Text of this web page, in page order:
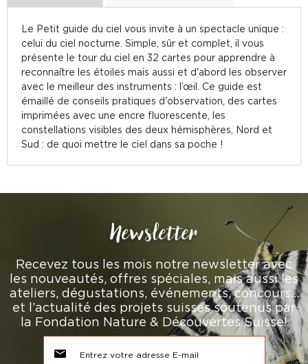
Le Petit guide du ciel vous invite à un spectacle unique :
celui du ciel nocturne. Simple, sûr et complet, il vous
présente le tour du ciel en 32 cartes pour apprendre à
reconnaître les étoiles mais aussi et d'abord les observer
avec le meilleur des instruments : l’œil. Ce guide est
émaillé de conseils pratiques d'observation, des cartes
imprimées avec une encre fluorescente, les
constellations visibles des deux hémisphères, Nord et
Sud : de quoi mettre le ciel dans sa poche !
Newsletter
Recevez tous les mois notre newsletter avec
les nouveautés, offres spéciales, mais aussi les
ateliers, dégustations, événements, concours…
et l’actualité des projets suisses soutenus par
la Fondation Nature & Découvertes Suisse!